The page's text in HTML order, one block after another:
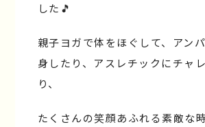
した🎵
親子ヨガで体をほぐして、アン
身したり、アスレチックにチャ
り、
たくさんの笑顔あふれる素敵な